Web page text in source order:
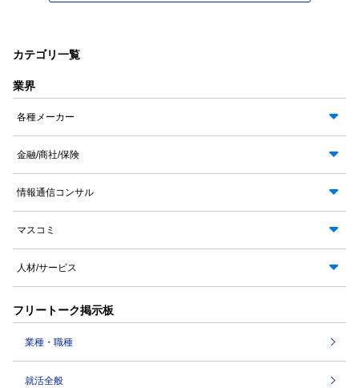
カテゴリ一覧
業界
各種メーカー
金融/商社/保険
情報通信コンサル
マスコミ
人材/サービス
フリートーク掲示板
業種・職種
就活全般